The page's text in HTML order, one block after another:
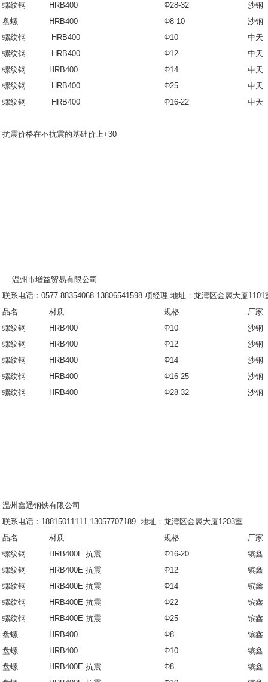
螺纹钢
HRB400 Φ28-32
沙钢
盘螺
HRB400 Φ8-10
沙钢
螺纹钢
HRB400 Φ10
中天
螺纹钢
HRB400 Φ12
中天
螺纹钢
HRB400 Φ14
中天
螺纹钢
HRB400 Φ25
中天
螺纹钢
HRB400 Φ16-22 中天
抗震价格在不抗震的基础价上+30
温州市增益贸易有限公司
联系电话：0577-88354068 13806541598 项经理 地址：龙湾区金属大厦
品名
材质 规格
厂家
螺纹钢
HRB400 Φ10
沙钢
螺纹钢
HRB400 Φ12
沙钢
螺纹钢
HRB400 Φ14
沙钢
螺纹钢
HRB400 Φ16-25
沙钢
螺纹钢
HRB400 Φ28-32 沙钢
温州鑫通钢铁有限公司
联系电话：18815011111 13057707189 地址：龙湾区金属大厦1203室
品名
材质 规格
厂家
螺纹钢
HRB400E 抗震 Φ16-20
镔鑫
螺纹钢
HRB400E 抗震 Φ12
镔鑫
螺纹钢
HRB400E 抗震 Φ14
镔鑫
螺纹钢
HRB400E 抗震 Φ22
镔鑫
螺纹钢
HRB400E抗震 Φ25
镔鑫
盘螺
HRB400 Φ8
镔鑫
盘螺
HRB400 Φ10
镔鑫
盘螺
HRB400E抗震 Φ8
镔鑫